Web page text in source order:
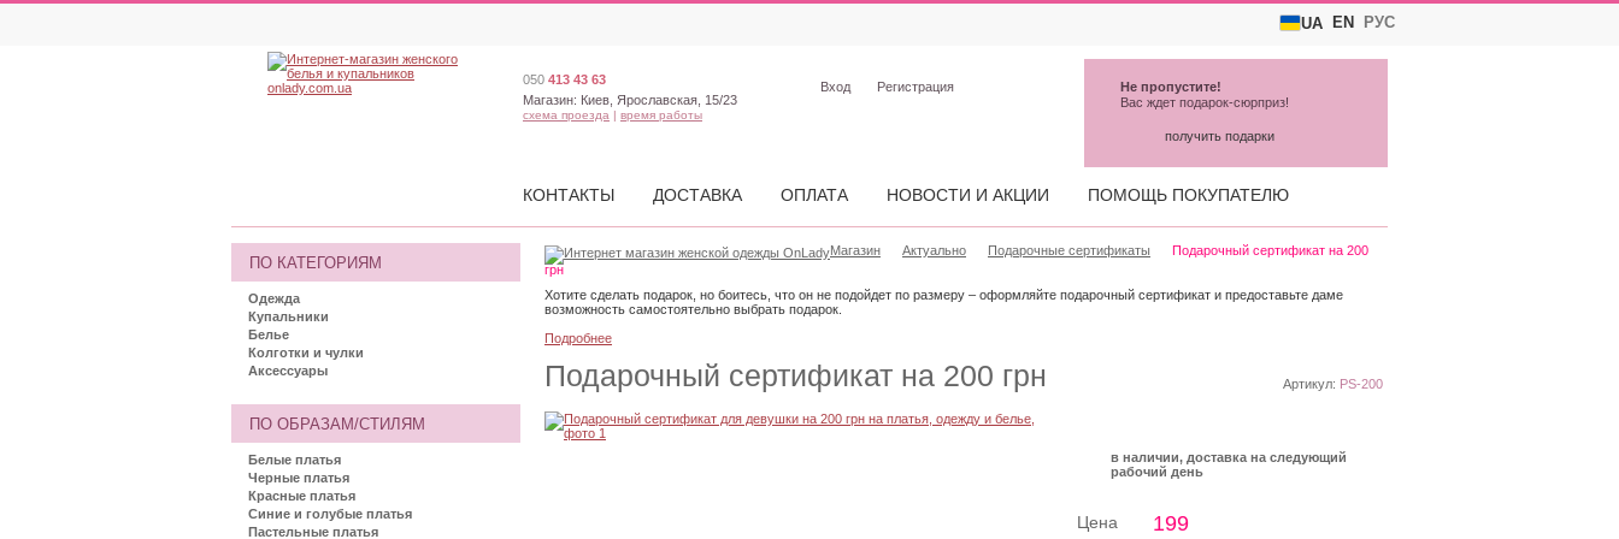
UA EN РУС
Хотите сделать подарок, но боитесь, что он не подойдет по размеру – оформляйте подарочный сертификат и предоставьте даме
возможность самостоятельно выбрать подарок.
Подробнее
Подарочный сертификат на 200 грн Артикул: PS-200
в наличии, доставка на следующий
рабочий день
Цена 199
Магазин Актуально Подарочные сертификаты
Подарочный сертификат на 200
грн
ПО КАТЕГОРИЯМ
Одежда
Купальники
Белье
Колготки и чулки
Аксессуары
ПО ОБРАЗАМ/СТИЛЯМ
Белые платья
Черные платья
Красные платья
Синие и голубые платья
Пастельные платья
050 413 43 63
Магазин: Киев, Ярославская, 15/23
схема проезда | время работы
Вход Регистрация
КОНТАКТЫ ДОСТАВКА ОПЛАТА НОВОСТИ И АКЦИИ ПОМОЩЬ ПОКУПАТЕЛЮ
Не пропустите!
Вас ждет подарок-сюрприз!
получить подарки